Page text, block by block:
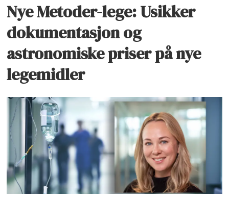
Nye Metoder-lege: Usikker
dokumentasjon og
astronomiske priser på nye
legemidler